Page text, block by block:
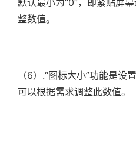
整数值。
（6）.“图标大小”功能是设
可以根据需求调整此数值。